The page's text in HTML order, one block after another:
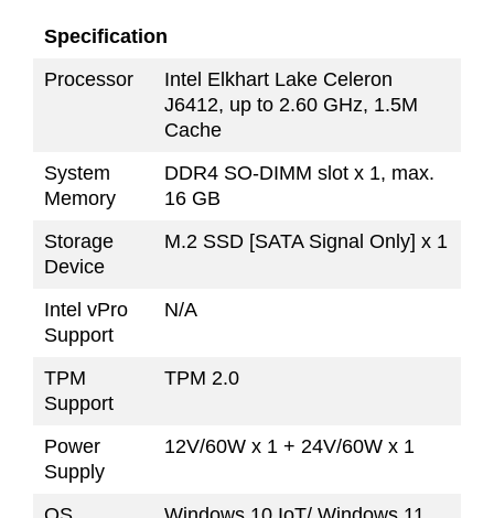
Specification
Processor
Intel Elkhart Lake Celeron
J6412, up to 2.60 GHz, 1.5M
Cache
System
Memory
DDR4 SO-DIMM slot x 1, max.
16 GB
Storage
Device
M.2 SSD [SATA Signal Only] x 1
Intel vPro
Support
N/A
TPM
Support
TPM 2.0
Power
Supply
12V/60W x 1 + 24V/60W x 1